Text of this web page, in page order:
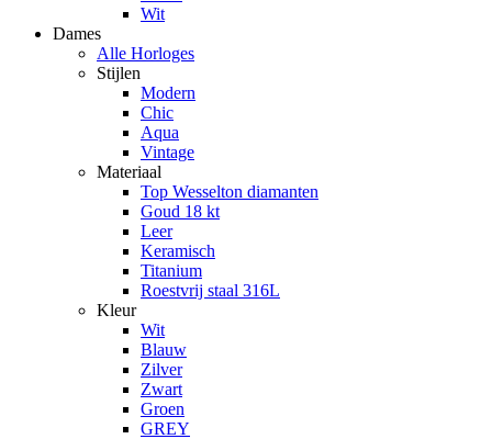
Wit
Dames
Alle Horloges
Stijlen
Modern
Chic
Aqua
Vintage
Materiaal
Top Wesselton diamanten
Goud 18 kt
Leer
Keramisch
Titanium
Roestvrij staal 316L
Kleur
Wit
Blauw
Zilver
Zwart
Groen
GREY